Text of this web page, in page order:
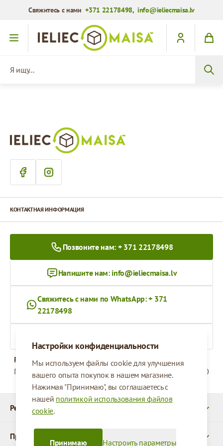
Свяжитесь с нами+371 22178498,info@ieliecmaisa.lv
Перейти к содержимому
Настройки конфиденциальности
Мы используем файлы cookie для улучшения
вашего опыта покупок в нашем магазине.
Нажимая "Принимаю", вы соглашаетесь с
нашей политикой использования файлов
cookie.
Настроить параметры
Принимаю
Реквизиты
Продукты
КОНТАКТНАЯ ИНФОРМАЦИЯ
Позвоните нам: + 371 22178498
Напишите нам: info@ieliecmaisa.lv
Свяжитесь с нами по WhatsApp: + 371
22178498
Рабочее время
Понедельник - Пятница
09:00 - 17:00